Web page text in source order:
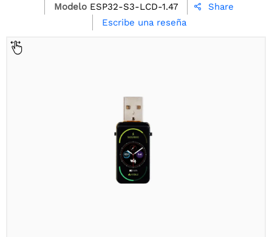
Modelo ESP32-S3-LCD-1.47 
Share
Escribe una reseña